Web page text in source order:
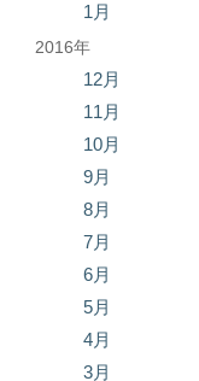
1月
2016年
12月
11月
10月
9月
8月
7月
6月
5月
4月
3月